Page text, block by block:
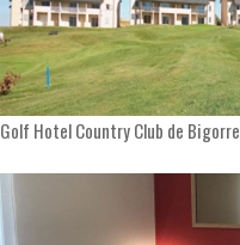
Golf Hotel Country Club de Bigorre